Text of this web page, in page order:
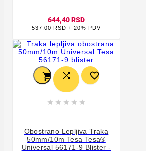
644,40 RSD
537,00 RSD + 20% PDV
  
    
Obostrano Lepljiva Traka
50mm/10m Tesa Tesa®
Universal 56171-9 Blister -